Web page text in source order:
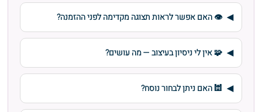
👁️ האם אפשר לראות תצוגה מקדימה לפני ההזמנה?
🧩 אין לי ניסיון בעיצוב — מה עושים?
🕍 האם ניתן לבחור נוסח?